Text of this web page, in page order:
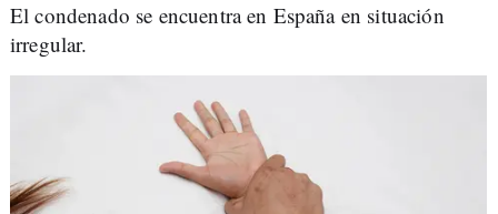
El condenado se encuentra en España en situación
irregular.